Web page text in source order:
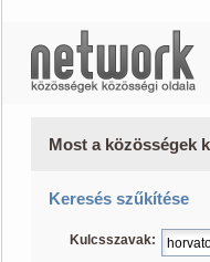
Most a közösségek
Keresés szűkítése
Kulcsszavak: